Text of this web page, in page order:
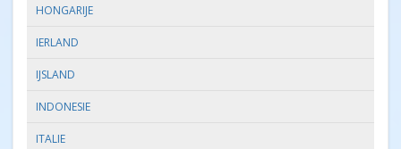
HONGARIJE
IERLAND
IJSLAND
INDONESIE
ITALIE